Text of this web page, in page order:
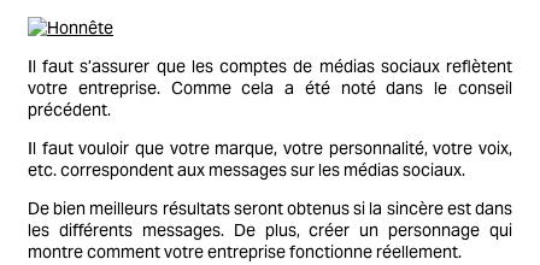
Il faut s’assurer que les comptes de médias sociaux reflètent
votre entreprise. Comme cela a été noté dans le conseil
précédent.
Il faut vouloir que votre marque, votre personnalité, votre voix,
etc. correspondent aux messages sur les médias sociaux.
De bien meilleurs résultats seront obtenus si la sincère est dans
les différents messages. De plus, créer un personnage qui
montre comment votre entreprise fonctionne réellement.